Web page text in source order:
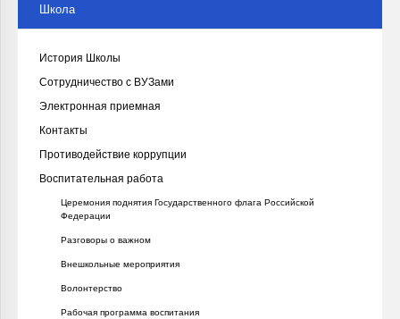
Школа
История Школы
Сотрудничество с ВУЗами
Электронная приемная
Контакты
Противодействие коррупции
Воспитательная работа
Церемония поднятия Государственного флага Российской
Федерации
Разговоры о важном
Внешкольные мероприятия
Волонтерство
Рабочая программа воспитания